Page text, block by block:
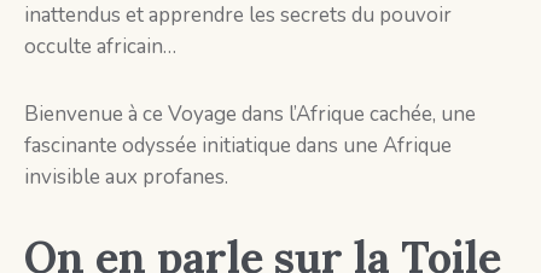
inattendus et apprendre les secrets du pouvoir
occulte africain…
Bienvenue à ce Voyage dans l’Afrique cachée, une
fascinante odyssée initiatique dans une Afrique
invisible aux profanes.
On en parle sur la Toile